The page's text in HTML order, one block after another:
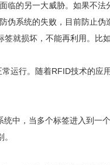
的另一大威胁。如果不法
伪系统的失败，目前防止
签就损坏，不能再利用。比
行。随着RFID技术的应用
，当多个标签进入到一个